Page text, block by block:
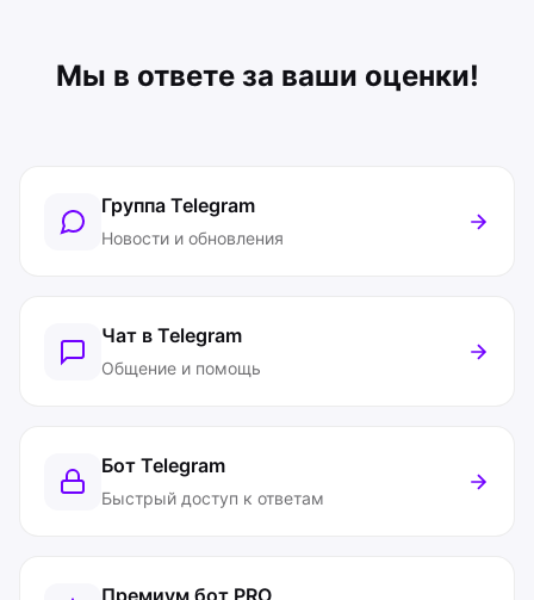
Мы в ответе за ваши оценки!
Группа Telegram
Новости и обновления
Чат в Telegram
Общение и помощь
Бот Telegram
Быстрый доступ к ответам
Премиум бот PRO